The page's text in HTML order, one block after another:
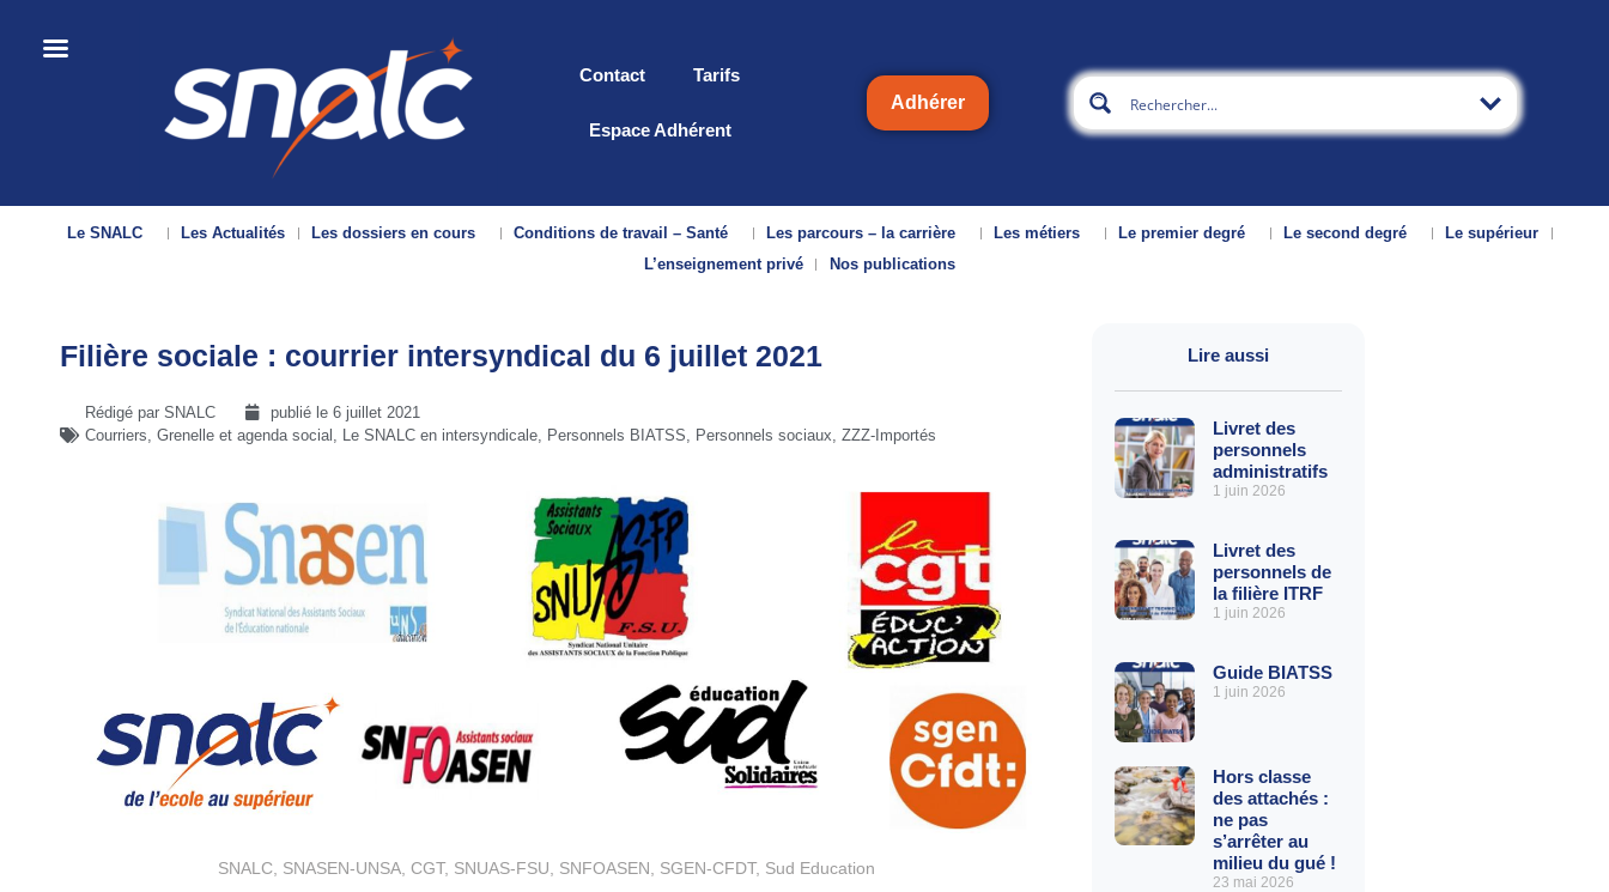
Contact Tarifs
Espace Adhérent
Adhérer
Le SNALC Les Actualités Les dossiers en cours Conditions de travail – Santé Les parcours – la carrière Les métiers Le premier degré Le second degré
Le supérieur
L’enseignement privé
Nos publications
Filière sociale : courrier intersyndical du 6 juillet 2021
Rédigé par SNALC publié le 6 juillet 2021
Courriers, Grenelle et agenda social , Le SNALC en intersyndicale, Personnels BIATSS, Personnels sociaux, ZZZ-Importés
SNALC, SNASEN-UNSA, CGT, SNUAS-FSU, SNFOASEN, SGEN-CFDT, Sud Education
Lire aussi
Livret des
personnels
administratifs
1 juin 2026
Livret des
personnels de
la filière ITRF
1 juin 2026
Guide BIATSS
1 juin 2026
Hors classe
des attachés :
ne pas
s’arrêter au
milieu du gué !
23 mai 2026